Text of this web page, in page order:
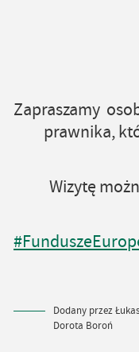
Zapraszamy
prawnika,
Wizytę
Dodany przez
Dorota Boroń